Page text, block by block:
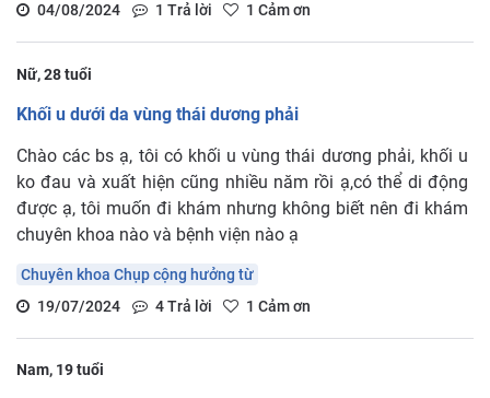
04/08/2024
1 Trả lời 1 Cảm ơn
Nữ, 28 tuổi
Khối u dưới da vùng thái dương phải
Chào các bs ạ, tôi có khối u vùng thái dương phải, khối u
ko đau và xuất hiện cũng nhiều năm rồi ạ,có thể di động
được ạ, tôi muốn đi khám nhưng không biết nên đi khám
chuyên khoa nào và bệnh viện nào ạ
Chuyên khoa Chụp cộng hưởng từ
19/07/2024
4Trả lời 1 Cảm ơn
Nam, 19 tuổi